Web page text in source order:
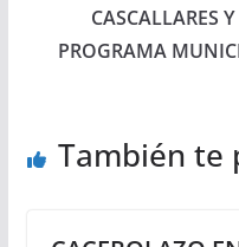
CASCALLARES
PROGRAMA
También te